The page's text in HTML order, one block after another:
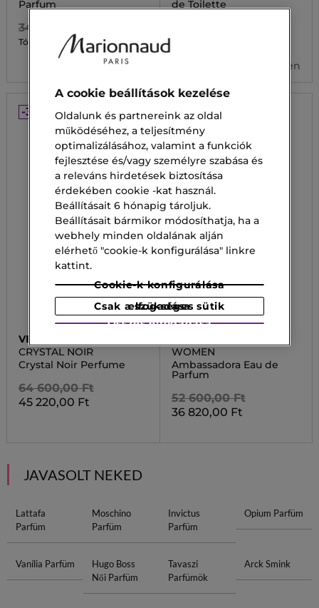
Parfum
34 700,00 Ft
Tól 24 290,00 Ft
2 kiszerelésben
de Toilette
3 kiszerelésben
-30%
VERSACE
CRYSTAL NOIR
Crystal Noir Perfume
64 600,00 Ft
45 220,00 Ft
-30%
WOMEN
Ambassadora Eau de
Parfum
52 600,00 Ft
36 820,00 Ft
JAVASOLT NEKED
Lattafa
Parfüm
Moschino
Parfüm
Invictus
Parfüm
Opium Parfüm
Vanília Parfüm
Hugo Boss
Női Parfüm
Tavaszi
Parfümök
Arck Smink
A cookie beállítások kezelése
Oldalunk és partnereink az oldal
működéséhez, a teljesítmény
optimalizálásához, valamint a funkciók
fejlesztése és/vagy személyre szabása és
a releváns hirdetések biztosítása
érdekében cookie -kat használ.
Beállításait 6 hónapig tároljuk.
Beállításait bármikor módosíthatja, ha a
webhely minden oldalának alján
elérhető "cookie-k konfigurálása" linkre
kattint.
Cookie-k konfigurálása
Csak a szükséges sütik elfogadása
Összes elfogadása